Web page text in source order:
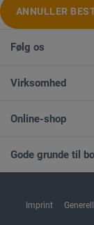
ANNULLER
Følg os
Virksomhed
Online-shop
Gode grunde til
Imprint